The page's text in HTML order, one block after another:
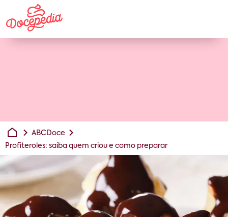
ABCDoce
Profiteroles: saiba quem criou e como preparar